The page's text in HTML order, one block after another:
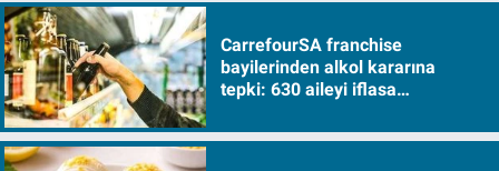
CarrefourSA franchise
bayilerinden alkol kararına
tepki: 630 aileyi iflasa